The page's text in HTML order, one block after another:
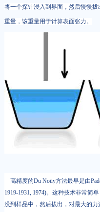
将一个探针浸入到界面，然后慢慢
重量，该重量用于计算表面张力。
高精度的Du Noüy方法最早是由
1919-1931, 1974)。这种技术非常简
没到样品中，然后拔出，对最大的